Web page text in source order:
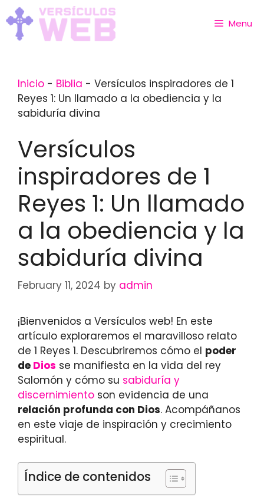
Skip
to
content
Menu
Inicio - Biblia - Versículos inspiradores de 1
Reyes 1: Un llamado a la obediencia y la
sabiduría divina
Versículos
inspiradores de 1
Reyes 1: Un llamado
a la obediencia y la
sabiduría divina
February 11, 2024 by admin
¡Bienvenidos a Versículos web! En este
artículo exploraremos el maravilloso relato
de 1 Reyes 1. Descubriremos cómo el poder
de Dios se manifiesta en la vida del rey
Salomón y cómo su sabiduría y
discernimiento son evidencia de una
relación profunda con Dios. Acompáñanos
en este viaje de inspiración y crecimiento
espiritual.
Índice de contenidos